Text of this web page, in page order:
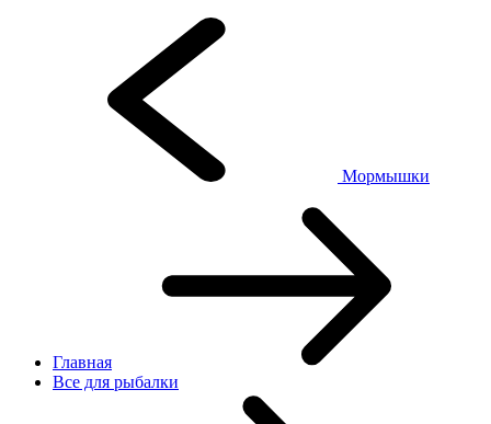
Мормышки
Главная
Все для рыбалки